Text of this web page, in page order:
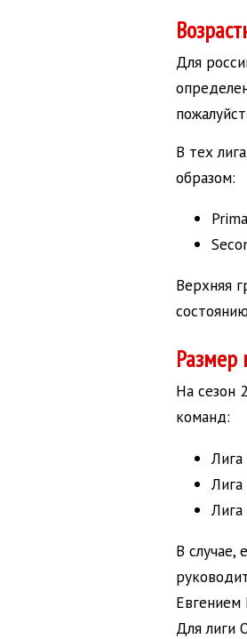
Для
В тех
образом:
Верхняя
На сезон
команд:
В случае,
Для лиги